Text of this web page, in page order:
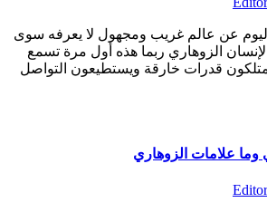
عن عالم غريب ومجهول لا يعرفه سوى
الزوهاري ربما هذه أول مرة تسمع
قدرات خارقة ويستطيعون التواصل
علامات الزوهاري